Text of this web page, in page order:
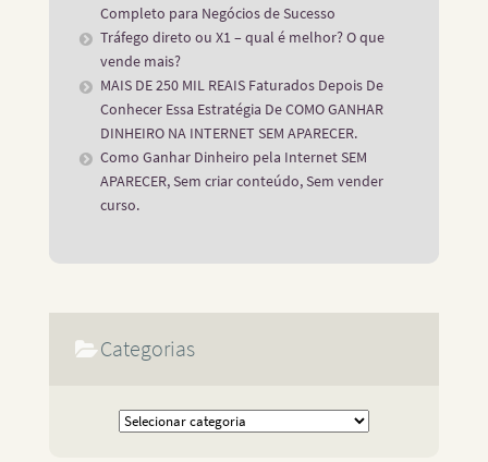
Completo para Negócios de Sucesso
Tráfego direto ou X1 – qual é melhor? O que
vende mais?
MAIS DE 250 MIL REAIS Faturados Depois De
Conhecer Essa Estratégia De COMO GANHAR
DINHEIRO NA INTERNET SEM APARECER.
Como Ganhar Dinheiro pela Internet SEM
APARECER, Sem criar conteúdo, Sem vender
curso.
Categorias